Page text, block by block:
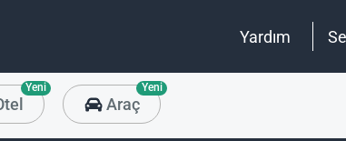
Yardım
Yeni
Araç
Yeni